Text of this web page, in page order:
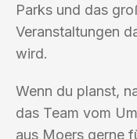
Parks und das
Veranstaltungen
wird.
Wenn du planst,
das Team vom
aus Moers gerne